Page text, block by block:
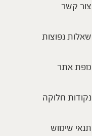
צור קשר
שאלות נפוצות
מפת אתר
נקודות חלוקה
תנאי שימוש